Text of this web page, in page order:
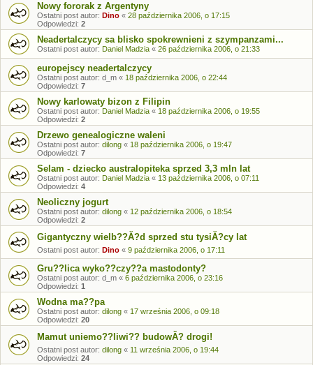
Nowy fororak z Argentyny
Ostatni post autor: Dino « 28 października 2006, o 17:15
Odpowiedzi: 2
Neadertalczycy sa blisko spokrewnieni z szympanzami...
Ostatni post autor: Daniel Madzia « 26 października 2006, o 21:33
europejscy neadertalczycy
Ostatni post autor: d_m « 18 października 2006, o 22:44
Odpowiedzi: 7
Nowy karlowaty bizon z Filipin
Ostatni post autor: Daniel Madzia « 18 października 2006, o 19:55
Odpowiedzi: 2
Drzewo genealogiczne waleni
Ostatni post autor: dilong « 18 października 2006, o 19:47
Odpowiedzi: 7
Selam - dziecko australopiteka sprzed 3,3 mln lat
Ostatni post autor: Daniel Madzia « 13 października 2006, o 07:11
Odpowiedzi: 4
Neoliczny jogurt
Ostatni post autor: dilong « 12 października 2006, o 18:54
Odpowiedzi: 2
Gigantyczny wielb??Ă?d sprzed stu tysiĂ?cy lat
Ostatni post autor: Dino « 9 października 2006, o 17:11
Gru??lica wyko??czy??a mastodonty?
Ostatni post autor: d_m « 6 października 2006, o 23:16
Odpowiedzi: 1
Wodna ma??pa
Ostatni post autor: dilong « 17 września 2006, o 09:18
Odpowiedzi: 20
Mamut uniemo??liwi?? budowĂ? drogi!
Ostatni post autor: dilong « 11 września 2006, o 19:44
Odpowiedzi: 24